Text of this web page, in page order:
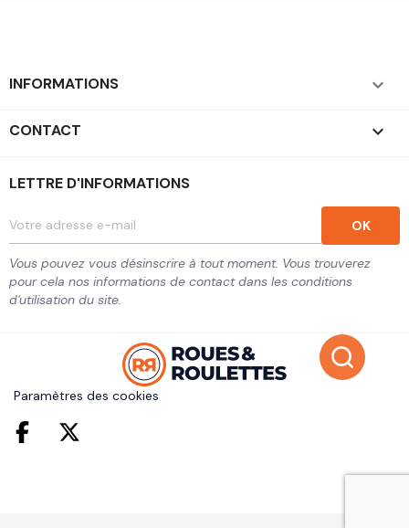
INFORMATIONS 
CONTACT keyboard_arrow_down
LETTRE D'INFORMATIONS
Vous pouvez vous désinscrire à tout moment. Vous trouverez
pour cela nos informations de contact dans les conditions
d'utilisation du site.
Paramètres des cookies
Facebook